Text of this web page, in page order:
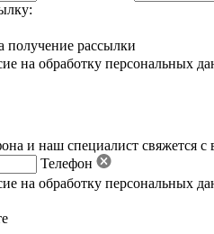
получение рассылки
на обработку персональных
и наш специалист свяжется с
Телефон
на обработку персональных